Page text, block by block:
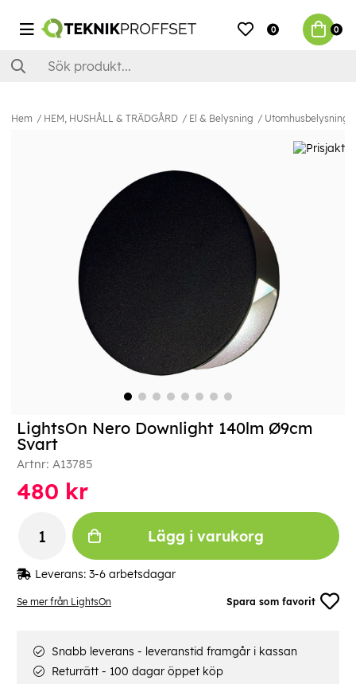
0 0
Hem HEM, HUSHÅLL & TRÄDGÅRD El & Belysning Utomhusbelysning
Se mer från LightsOn Spara som favorit
LightsOn Nero Downlight 140lm Ø9cm
Svart
Artnr: A13785
480 kr
Lägg i varukorg
Leverans: 3-6 arbetsdagar
Snabb leverans - leveranstid framgår i kassan
Returrätt - 100 dagar öppet köp